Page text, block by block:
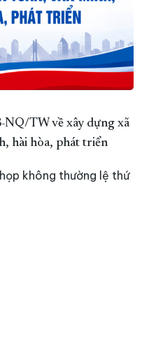
NQ/TW về xây dựng xã
hài hòa, phát triển